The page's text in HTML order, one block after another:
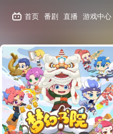
首页 番剧 直播 游戏中心